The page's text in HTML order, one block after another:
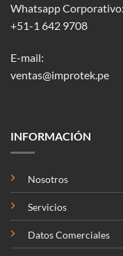
Whatsapp Corporativo:
+51-1 642 9708
E-mail:
ventas@improtek.pe
INFORMACIÓN
Nosotros
Servicios
Datos Comerciales